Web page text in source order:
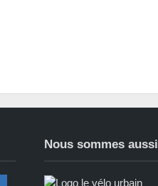
Nous sommes aussi